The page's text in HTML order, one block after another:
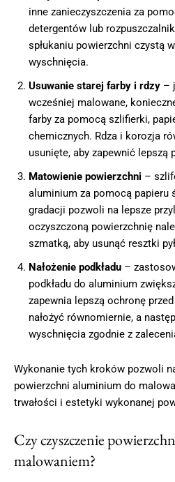
inne zanieczyszczenia za
detergentów lub
spłukaniu powierzchni czystą
wyschnięcia.
Usuwanie starej farby i rdzy –
wcześniej malowane,
farby za pomocą szlifierki,
chemicznych. Rdza i korozja
usunięte, aby zapewnić lepszą
Matowienie powierzchni –
aluminium za pomocą papieru
gradacji pozwoli na lepsze
oczyszczoną powierzchnię
szmatką, aby usunąć resztki
Nałożenie podkładu –
podkładu do aluminium
zapewnia lepszą ochronę
nałożyć równomiernie, a
wyschnięcia zgodnie z
Wykonanie tych kroków pozwoli
powierzchni aluminium do
trwałości i estetyki wykonanej
Czy czyszczenie
malowaniem?